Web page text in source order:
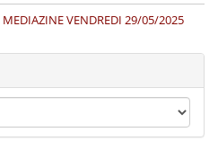
MEDIAZINE VENDREDI 29/05/2025